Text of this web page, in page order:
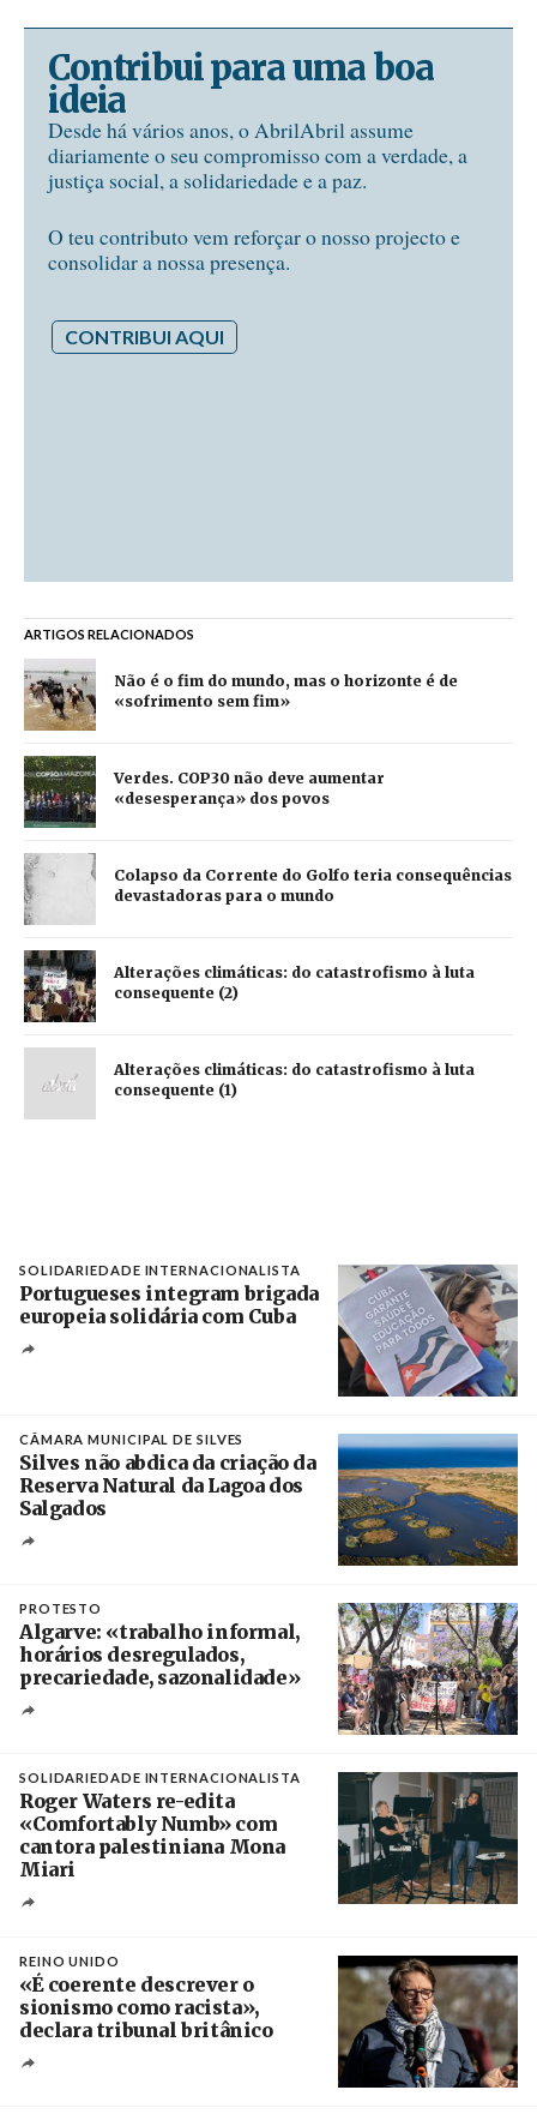
Contribui para uma boa
ideia
Desde há vários anos, o AbrilAbril assume
diariamente o seu compromisso com a verdade, a
justiça social, a solidariedade e a paz.
O teu contributo vem reforçar o nosso projecto e
consolidar a nossa presença.
CONTRIBUI AQUI
ARTIGOS RELACIONADOS
Não é o fim do mundo, mas o horizonte é de
«sofrimento sem fim»
Verdes. COP30 não deve aumentar
«desesperança» dos povos
Colapso da Corrente do Golfo teria consequências
devastadoras para o mundo
Alterações climáticas: do catastrofismo à luta
consequente (2)
Alterações climáticas: do catastrofismo à luta
consequente (1)
SOLIDARIEDADE INTERNACIONALISTA
Portugueses integram brigada
europeia solidária com Cuba
CÂMARA MUNICIPAL DE SILVES
Silves não abdica da criação da
Reserva Natural da Lagoa dos
Salgados
PROTESTO
Algarve: «trabalho informal,
horários desregulados,
precariedade, sazonalidade»
SOLIDARIEDADE INTERNACIONALISTA
Roger Waters re-edita
«Comfortably Numb» com
cantora palestiniana Mona
Miari
REINO UNIDO
«É coerente descrever o
sionismo como racista»,
declara tribunal britânico